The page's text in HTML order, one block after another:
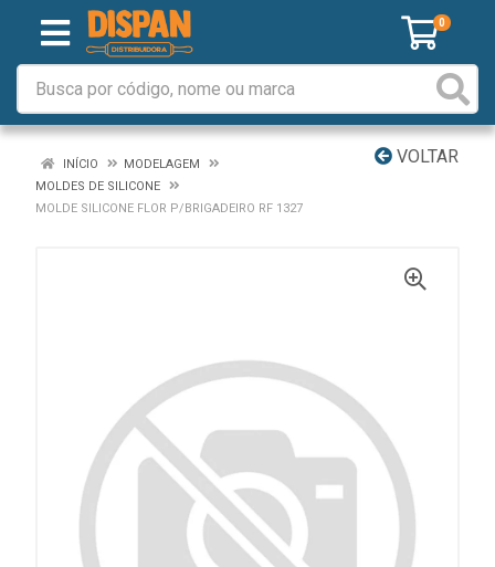
0
VOLTAR
INÍCIO
MODELAGEM
MOLDES DE SILICONE
MOLDE SILICONE FLOR P/BRIGADEIRO RF 1327